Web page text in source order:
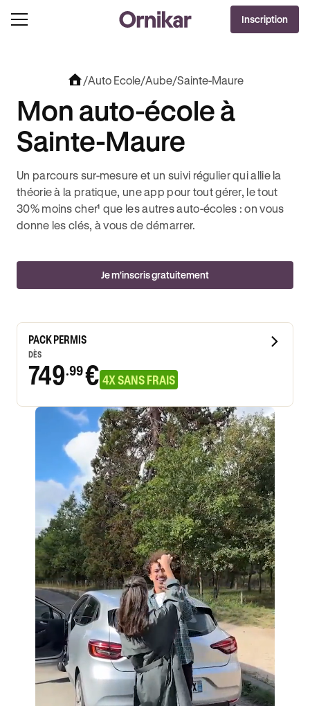
OFFRE EXCLUSIVE
OFFERTS AVEC REVOLUT + 3 MOIS DEEZER PREMIUM OFFERTS* !J'EN PROFITE !
Inscription
/Auto Ecole/Aube/Sainte-Maure
Mon auto-école à
Sainte-Maure
Un parcours sur-mesure et un suivi régulier qui allie la
théorie à la pratique, une app pour tout gérer, le tout
30% moins cher¹ que les autres auto-écoles : on vous
donne les clés, à vous de démarrer.
Je m'inscris gratuitement
PACK PERMIS
DÈS
749.99€ 4X SANS FRAIS